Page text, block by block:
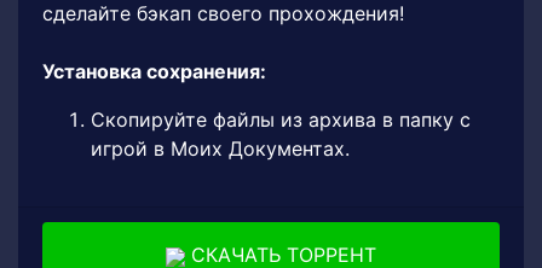
сделайте бэкап своего прохождения!
Установка сохранения:
Скопируйте файлы из архива в папку с
игрой в Моих Документах.
СКАЧАТЬ ТОРРЕНТ